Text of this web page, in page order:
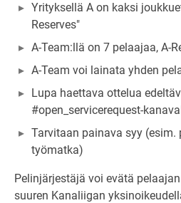
Yrityksellä A on kaksi
Reserves"
A-Team:llä on 7 pelaajaa, A-
A-Team voi lainata yhden
Lupa haettava ottelua
#open_servicerequest-
Tarvitaan painava syy (esim.
työmatka)
Pelinjärjestäjä voi evätä
suuren Kanaliigan